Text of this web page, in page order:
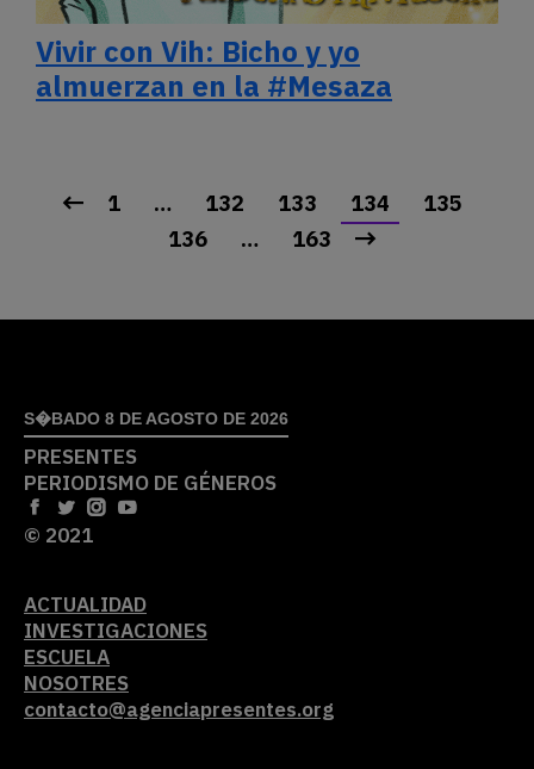
Vivir con Vih: Bicho y yo
almuerzan en la #Mesaza
1 … 132 133 134
135
136
… 163
S�BADO 8 DE AGOSTO DE 2026
PRESENTES
PERIODISMO DE GÉNEROS
© 2021
ACTUALIDAD
INVESTIGACIONES
ESCUELA
NOSOTRES
contacto@agenciapresentes.org